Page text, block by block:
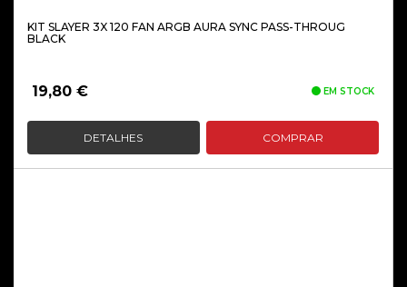
KIT SLAYER 3X 120 FAN ARGB AURA SYNC PASS-THROUG
BLACK
19,80 € EM STOCK
DETALHES COMPRAR